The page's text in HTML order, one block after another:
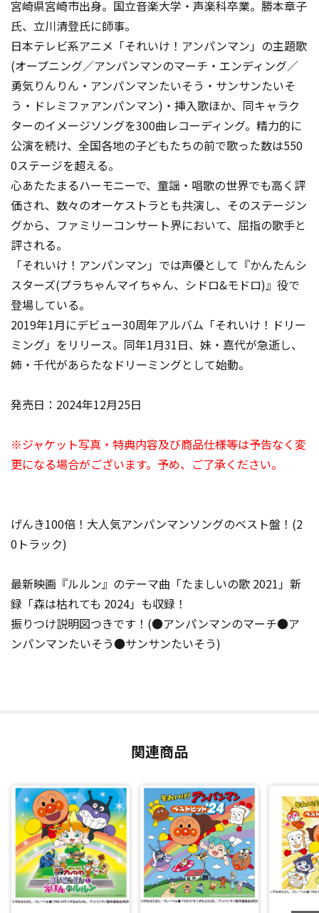
宮崎県宮崎市出身。国立音楽大学・声楽科卒業。勝本章子
氏、立川清登氏に師事。
日本テレビ系アニメ「それいけ！アンパンマン」の主題歌
(オープニング／アンパンマンのマーチ・エンディング／
勇気りんりん・アンパンマンたいそう・サンサンたいそ
う・ドレミファアンパンマン)・挿入歌ほか、同キャラク
ターのイメージソングを300曲レコーディング。精力的に
公演を続け、全国各地の子どもたちの前で歌った数は550
0ステージを超える。
心あたたまるハーモニーで、童謡・唱歌の世界でも高く評
価され、数々のオーケストラとも共演し、そのステージン
グから、ファミリーコンサート界において、屈指の歌手と
評される。
「それいけ！アンパンマン」では声優として『かんたんシ
スターズ(プラちゃんマイちゃん、シドロ&モドロ)』役で
登場している。
2019年1月にデビュー30周年アルバム「それいけ！ドリー
ミング」をリリース。同年1月31日、妹・嘉代が急逝し、
姉・千代があらたなドリーミングとして始動。
発売日：2024年12月25日
※ジャケット写真・特典内容及び商品仕様等は予告なく変
更になる場合がございます。予め、ご了承ください。
げんき100倍！大人気アンパンマンソングのベスト盤！(2
0トラック)
最新映画『ルルン』のテーマ曲「たましいの歌 2021」新
録「森は枯れても 2024」も収録！
振りつけ説明図つきです！(●アンパンマンのマーチ●ア
ンパンマンたいそう●サンサンたいそう)
関連商品